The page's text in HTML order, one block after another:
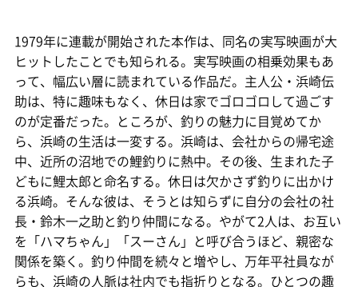
1979年に連載が開始された本作は、同名の実写映画が大
ヒットしたことでも知られる。実写映画の相乗効果もあ
って、幅広い層に読まれている作品だ。主人公・浜崎伝
助は、特に趣味もなく、休日は家でゴロゴロして過ごす
のが定番だった。ところが、釣りの魅力に目覚めてか
ら、浜崎の生活は一変する。浜崎は、会社からの帰宅途
中、近所の沼地での鯉釣りに熱中。その後、生まれた子
どもに鯉太郎と命名する。休日は欠かさず釣りに出かけ
る浜崎。そんな彼は、そうとは知らずに自分の会社の社
長・鈴木一之助と釣り仲間になる。やがて2人は、お互い
を「ハマちゃん」「スーさん」と呼び合うほど、親密な
関係を築く。釣り仲間を続々と増やし、万年平社員なが
らも、浜崎の人脈は社内でも指折りとなる。ひとつの趣